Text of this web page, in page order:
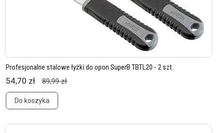
Profesjonalne stalowe łyżki do opon SuperB TBTL20 - 2 szt.
54,70 zł 89,99 zł
Do koszyka